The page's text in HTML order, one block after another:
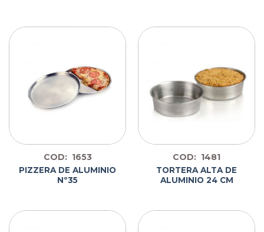
COD: 1653
PIZZERA DE ALUMINIO
Nº35
COD: 1481
TORTERA ALTA DE
ALUMINIO 24 CM